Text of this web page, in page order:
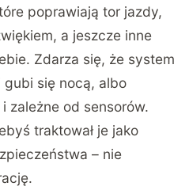
poprawiają tor jazdy,
a jeszcze inne
Zdarza się, że system
gubi się nocą, albo
zależne od sensorów.
traktował je jako
– nie